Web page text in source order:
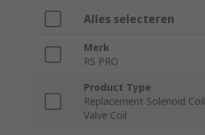
Alles selecteren
Merk
RS PRO
Product Type
Replacement Solenoid
Valve Coil